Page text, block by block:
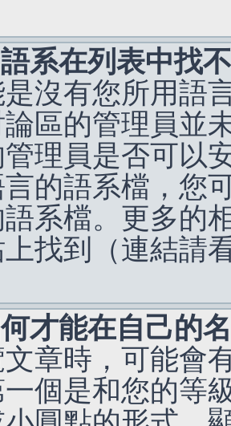
系在列表中找
沒有您所用語
區的管理員並
理員是否可以
的語系檔，您
系檔。更多的
上找到（連結請
才能在自己的
章時，可能會
個是和您的等